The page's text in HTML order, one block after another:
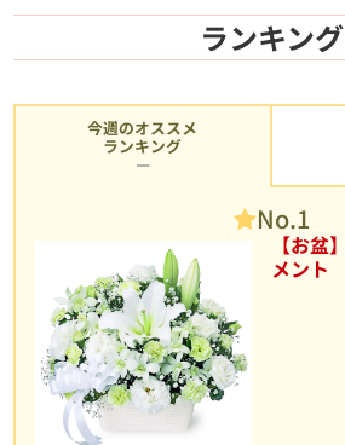
ランキング
今週のオススメ
ランキング
No.1
【お盆
メント